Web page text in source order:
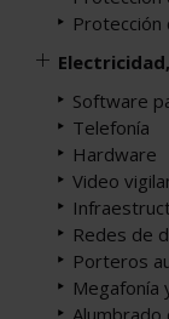
Protección
Software
Telefonía
Hardware
Video
Redes de
Porteros
Megafonía
Alumbrado